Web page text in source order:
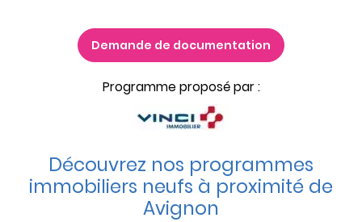
Demande de documentation
Programme proposé par :
Découvrez nos programmes
immobiliers neufs à proximité de
Avignon